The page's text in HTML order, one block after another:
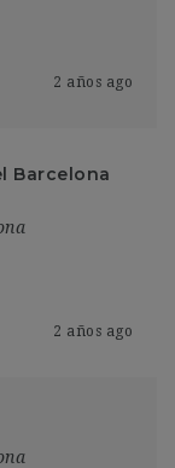
2 años ago
Barcelona
2 años ago